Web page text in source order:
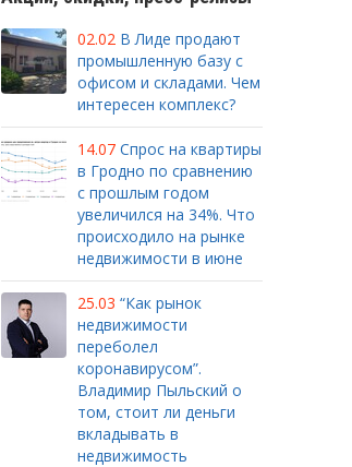
02.02 В Лиде продают
промышленную базу с
офисом и складами. Чем
интересен комплекс?
14.07 Спрос на квартиры
в Гродно по сравнению
с прошлым годом
увеличился на 34%. Что
происходило на рынке
недвижимости в июне
25.03 “Как рынок
недвижимости
переболел
коронавирусом”.
Владимир Пыльский о
том, стоит ли деньги
вкладывать в
недвижимость